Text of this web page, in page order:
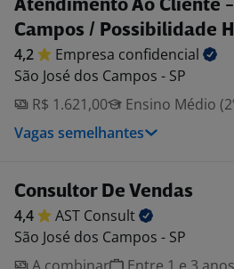
Atendimento Ao Cliente -
Campos / Possibilidade
4,2 Empresa confidencial
São José dos Campos - SP
R$ 1.621,00
Ensino Médio
Vagas semelhantes
Consultor De Vendas
4,4 AST Consult
São José dos Campos - SP